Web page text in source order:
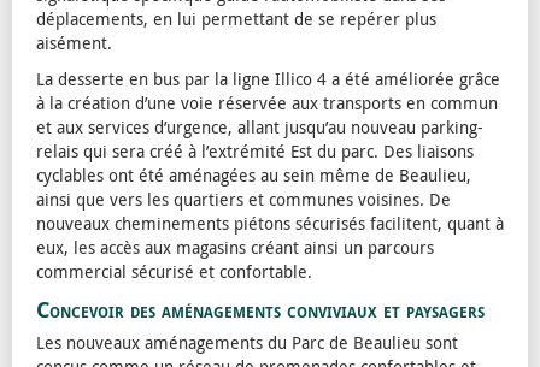
déplacements, en lui permettant de se repérer plus
aisément.
La desserte en bus par la ligne Illico 4 a été améliorée grâce
à la création d’une voie réservée aux transports en commun
et aux services d’urgence, allant jusqu’au nouveau parking-
relais qui sera créé à l’extrémité Est du parc. Des liaisons
cyclables ont été aménagées au sein même de Beaulieu,
ainsi que vers les quartiers et communes voisines. De
nouveaux cheminements piétons sécurisés facilitent, quant à
eux, les accès aux magasins créant ainsi un parcours
commercial sécurisé et confortable.
Concevoir des aménagements conviviaux et paysagers
Les nouveaux aménagements du Parc de Beaulieu sont